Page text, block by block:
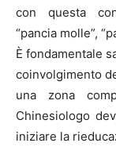
con questa
“pancia molle”,
È fondamentale
coinvolgimento
una zona
Chinesiologo
iniziare la